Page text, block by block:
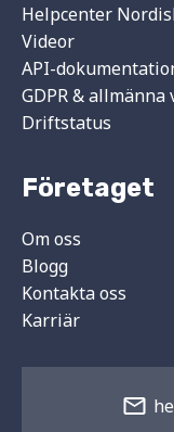
Helpcenter
Videor
API-
GDPR &
Driftstatus
Företaget
Om oss
Blogg
Kontakta oss
Karriär